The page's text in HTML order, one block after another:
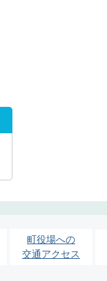
町役場への
交通アクセス